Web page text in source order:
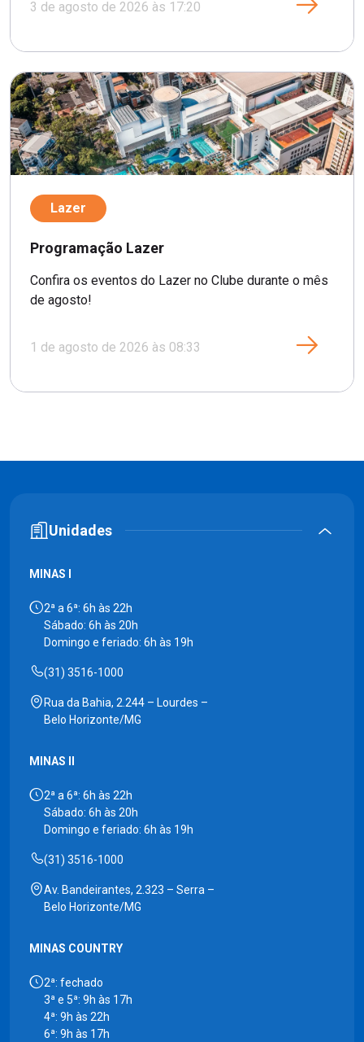
3 de agosto de 2026 às 17:20
Lazer
Programação Lazer
Confira os eventos do Lazer no Clube durante o mês
de agosto!
1 de agosto de 2026 às 08:33
Unidades
MINAS I
2ª a 6ª: 6h às 22h
Sábado: 6h às 20h
Domingo e feriado: 6h às 19h
(31) 3516-1000
Rua da Bahia, 2.244 – Lourdes –
Belo Horizonte/MG
MINAS II
2ª a 6ª: 6h às 22h
Sábado: 6h às 20h
Domingo e feriado: 6h às 19h
(31) 3516-1000
Av. Bandeirantes, 2.323 – Serra –
Belo Horizonte/MG
MINAS COUNTRY
2ª: fechado
3ª e 5ª: 9h às 17h
4ª: 9h às 22h
6ª: 9h às 17h